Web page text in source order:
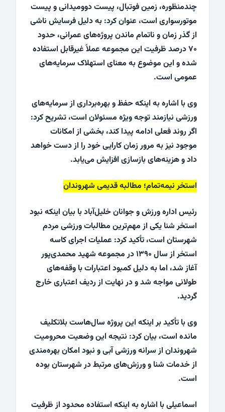
چندمنظوره، زمین فوتبال، پیست دوومیدانی و پیست
موتورسواری است، عنوان کرد: به دلیل فرسایش ناشی
از گذر زمان و ناتمام ماندن پروژه‌های عمرانی، حدود
۷۰ درصد ظرفیت این مجموعه عملاً غیرقابل استفاده
شده و این موضوع به معنای استهلاک سرمایه‌های
عمومی است.
وی با اشاره به اینکه حفظ و بهره‌برداری از سرمایه‌های
ورزشی نیازمند توجه ویژه مسئولان است، تشریح کرد:
اگر روند فعلی ادامه پیدا کند، بخشی از امکانات
موجود نیز به مرور زمان کارایی خود را از دست خواهد
داد و هزینه‌های بازسازی افزایش می‌یابد.
استخر نیمه‌تمام؛ مطالبه قدیمی شهروندان
رئیس اداره ورزش و جوانان خلیل‌آباد با بیان اینکه نبود
استخر شنا یکی از مهم‌ترین مطالبات ورزشی مردم
شهرستان است، تأکید کرد: عملیات اجرای کاسه
استخر از سال ۱۳۹۰ در مجموعه شهید محمدی‌پور
آغاز شد، اما به دلیل کمبود اعتبارات با وقفه‌های
طولانی مواجه شد و در نهایت از ردیف اعتباری خارج
گردید.
وی با تأکید بر اینکه این پروژه سال‌هاست بلاتکلیف
مانده است، بیان کرد: نتیجه این وضعیت محرومیت
شهروندان از سرانه ورزشی آبی و نبود امکان بهره‌مندی
از خدمات شنا و ورزش‌های مرتبط در شهرستان بوده
است.
اسماعیلی با اشاره به اینکه استفاده محدود از ظرفیت